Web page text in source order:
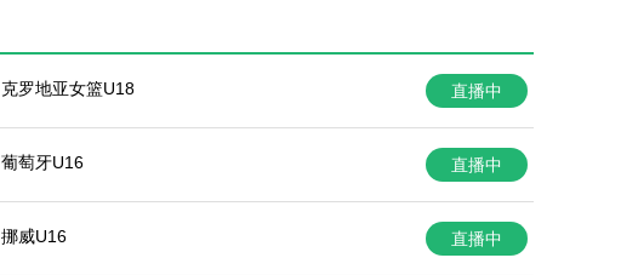
克罗地亚女篮U18 直播中
葡萄牙U16 直播中
挪威U16 直播中